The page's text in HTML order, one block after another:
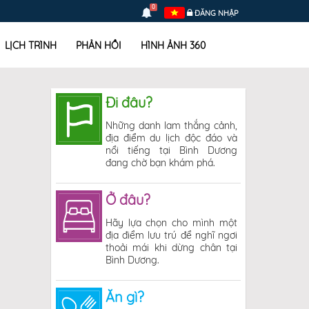
0
ĐĂNG NHẬP
LỊCH TRÌNH PHẢN HỒI HÌNH ẢNH 360
Đi đâu?
Những danh lam thắng cảnh,
địa điểm du lịch độc đáo và
nổi tiếng tại Bình Dương
đang chờ bạn khám phá.
Ở đâu?
Hãy lựa chọn cho mình một
địa điểm lưu trú để nghĩ ngơi
thoải mái khi dừng chân tại
Bình Dương.
Ăn gì?